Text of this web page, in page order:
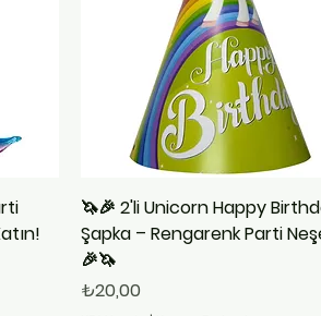
🦄🎉 2'li Unicorn Happy
Şapka – Rengarenk Parti
🎉🦄
Fiyat
₺20,00